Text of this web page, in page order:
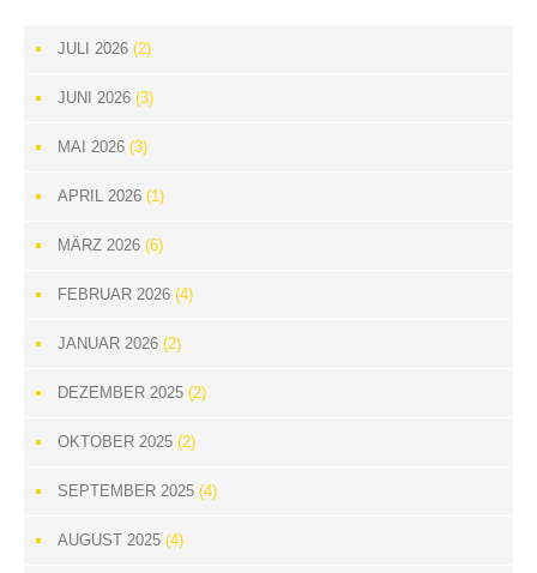
JULI 2026 (2)
JUNI 2026 (3)
MAI 2026 (3)
APRIL 2026 (1)
MÄRZ 2026 (6)
FEBRUAR 2026 (4)
JANUAR 2026 (2)
DEZEMBER 2025 (2)
OKTOBER 2025 (2)
SEPTEMBER 2025 (4)
AUGUST 2025 (4)